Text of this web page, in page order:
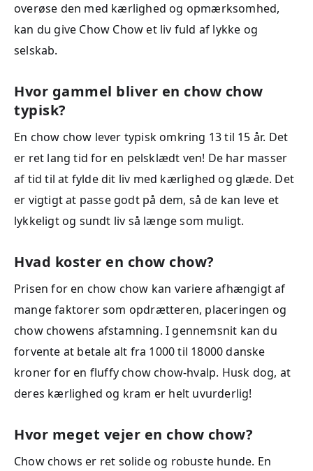
overøse den med kærlighed og opmærksomhed,
kan du give Chow Chow et liv fuld af lykke og
selskab.
Hvor gammel bliver en chow chow
typisk?
En chow chow lever typisk omkring 13 til 15 år. Det
er ret lang tid for en pelsklædt ven! De har masser
af tid til at fylde dit liv med kærlighed og glæde. Det
er vigtigt at passe godt på dem, så de kan leve et
lykkeligt og sundt liv så længe som muligt.
Hvad koster en chow chow?
Prisen for en chow chow kan variere afhængigt af
mange faktorer som opdrætteren, placeringen og
chow chowens afstamning. I gennemsnit kan du
forvente at betale alt fra 1000 til 18000 danske
kroner for en fluffy chow chow-hvalp. Husk dog, at
deres kærlighed og kram er helt uvurderlig!
Hvor meget vejer en chow chow?
Chow chows er ret solide og robuste hunde. En